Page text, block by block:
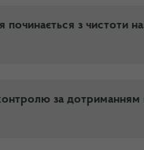
з чистоти
за дотриманням